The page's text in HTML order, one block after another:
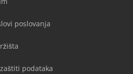
poslovanja
podataka